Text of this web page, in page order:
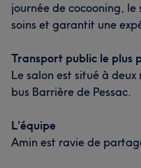
journée de cocooning,
soins et garantit une
Transport public le plus
Le salon est situé à
bus Barrière de Pessac.
L’équipe
Amin est ravie de